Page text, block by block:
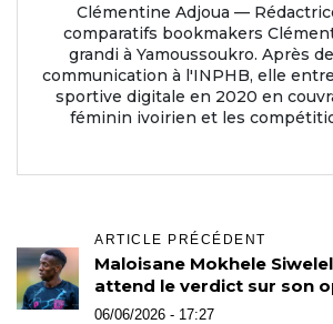
Clémentine Adjoua —
comparatifs bookmakers
grandi à Yamoussoukro. Après
communication à l'INPHB, elle
sportive digitale en 2020 en
féminin ivoirien et les
ARTICLE PRÉCÉDENT
Maloisane Mokhele
attend le verdict sur son
06/06/2026 - 17:27